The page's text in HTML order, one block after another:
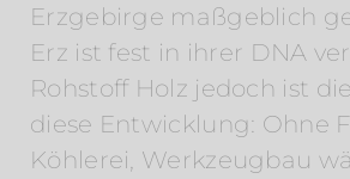
Erzgebirge maßgeblich
Erz ist fest in ihrer DNA
Rohstoff Holz jedoch ist
diese Entwicklung: Ohne
Köhlerei, Werkzeugbau